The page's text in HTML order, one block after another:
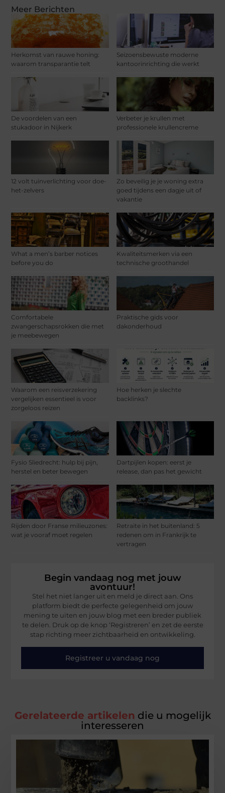
Meer Berichten
Herkomst van rauwe honing:
waarom transparantie telt
Seizoensbewuste moderne
kantoorinrichting die werkt
De voordelen van een
stukadoor in Nijkerk
Verbeter je krullen met
professionele krullencreme
12 volt tuinverlichting voor doe-
het-zelvers
Zo beveilig je je woning extra
goed tijdens een dagje uit of
vakantie
What a men’s barber notices
before you do
Kwaliteitsmerken via een
technische groothandel
Comfortabele
zwangerschapsrokken die met
je meebewegen
Praktische gids voor
dakonderhoud
Waarom een reisverzekering
vergelijken essentieel is voor
zorgeloos reizen
Hoe herken je slechte
backlinks?
Fysio Sliedrecht: hulp bij pijn,
herstel en beter bewegen
Dartpijlen kopen: eerst je
release, dan pas het gewicht
Rijden door Franse milieuzones:
wat je vooraf moet regelen
Retraite in het buitenland: 5
redenen om in Frankrijk te
vertragen
Begin vandaag nog met jouw
avontuur!
Stel het niet langer uit en meld je direct aan. Ons
platform biedt de perfecte gelegenheid om jouw
mening te uiten en jouw blog met een breder publiek
te delen. Druk op de knop ‘Registreren’ en zet de eerste
stap richting meer zichtbaarheid en ontwikkeling.
Registreer u vandaag nog
Gerelateerde artikelen die u mogelijk
interesseren